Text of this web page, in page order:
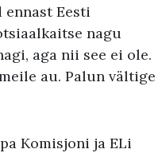
Eesti
nagu
aga nii see ei ole.
au. Palun vältige
Komisjoni ja ELi